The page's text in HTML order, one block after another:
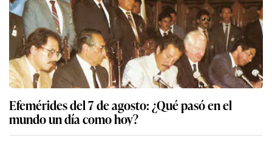
Efemérides del 7 de agosto: ¿Qué pasó en el
mundo un día como hoy?